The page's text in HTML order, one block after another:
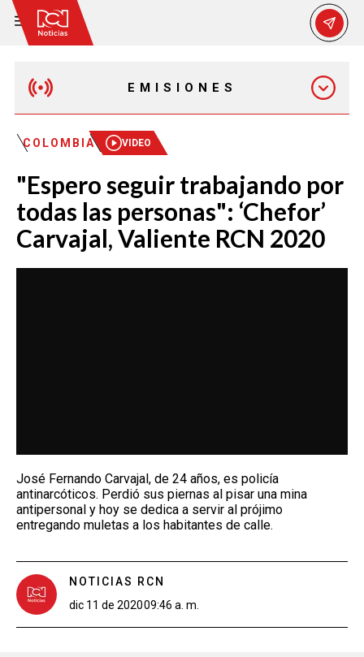
EMISIONES
MAÑANA EXPRESS
EMISIÓN 12:30 PM
EMISIÓN 7:00 PM
COLOMBIA VIDEO
"Espero seguir trabajando por
todas las personas": ‘Chefor’
Carvajal, Valiente RCN 2020
José Fernando Carvajal, de 24 años, es policía
antinarcóticos. Perdió sus piernas al pisar una mina
antipersonal y hoy se dedica a servir al prójimo
entregando muletas a los habitantes de calle.
NOTICIAS RCN
dic 11 de 202009:46 a. m.